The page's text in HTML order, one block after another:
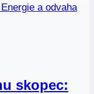
skopec: